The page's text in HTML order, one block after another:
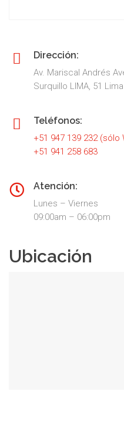
Dirección:
Av. Mariscal Andrés
Surquillo LIMA, 51 Lima
Teléfonos:
+51 947 139 232 (sólo
+51 941 258 683
Atención:
Lunes – Viernes
09:00am – 06:00pm
Ubicación